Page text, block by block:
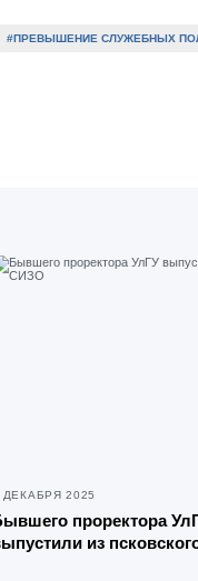
#ПРЕВЫШЕНИЕ СЛУЖЕБНЫХ
ДЕКАБРЯ 2025
проректора
из